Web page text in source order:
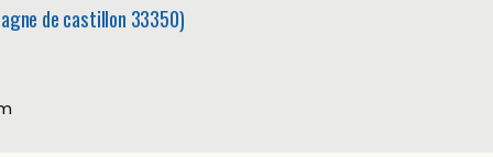
de castillon 33350)